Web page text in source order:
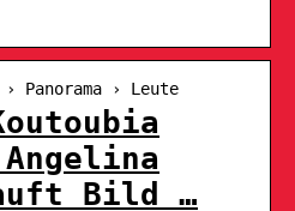
› Leute
Angelina
Bild …